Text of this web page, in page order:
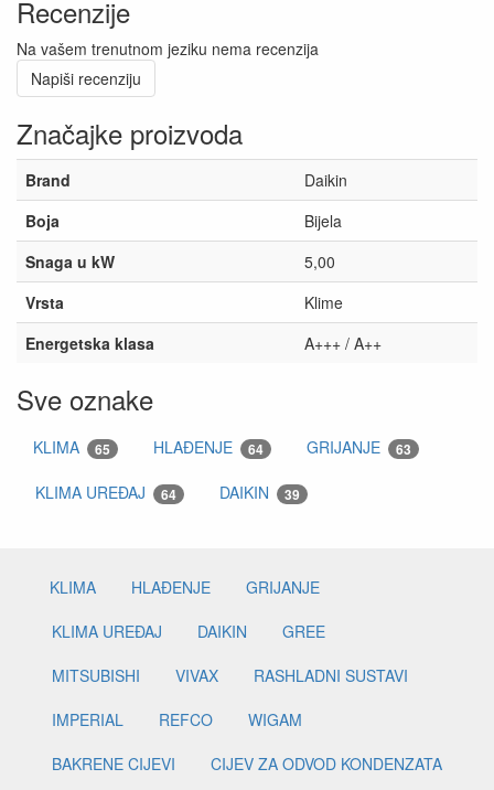
Recenzije
Na vašem trenutnom jeziku nema recenzija
Napiši recenziju
Značajke proizvoda
Brand
Daikin
Boja
Bijela
Snaga u kW
5,00
Vrsta
Klime
Energetska klasa
A+++ / A++
Sve oznake
KLIMA 65 HLAĐENJE 64 GRIJANJE 63
KLIMA UREĐAJ 64 DAIKIN 39
KLIMA HLAĐENJE
GRIJANJE
KLIMA UREĐAJ
DAIKIN
GREE
MITSUBISHI
VIVAX
RASHLADNI SUSTAVI
IMPERIAL
REFCO
WIGAM
BAKRENE CIJEVI
CIJEV ZA ODVOD KONDENZATA